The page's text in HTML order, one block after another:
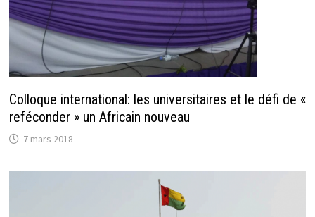
Colloque international: les universitaires et le défi de «
reféconder » un Africain nouveau
7 mars 2018